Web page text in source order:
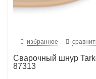
избранное
Сварочный шнур
87313